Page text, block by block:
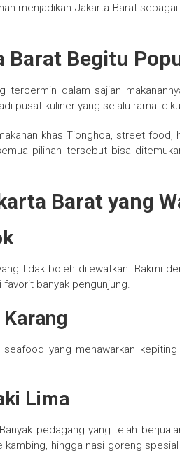
menjadikan Jakarta Barat
Barat Begitu
tercermin dalam sajian
pusat kuliner yang selalu ramai
khas Tionghoa, street
pilihan tersebut bisa
Barat yang
tidak boleh dilewatkan. Bakmi
favorit banyak pengunjung.
yang menawarkan
Lima
pedagang yang telah
hingga nasi goreng